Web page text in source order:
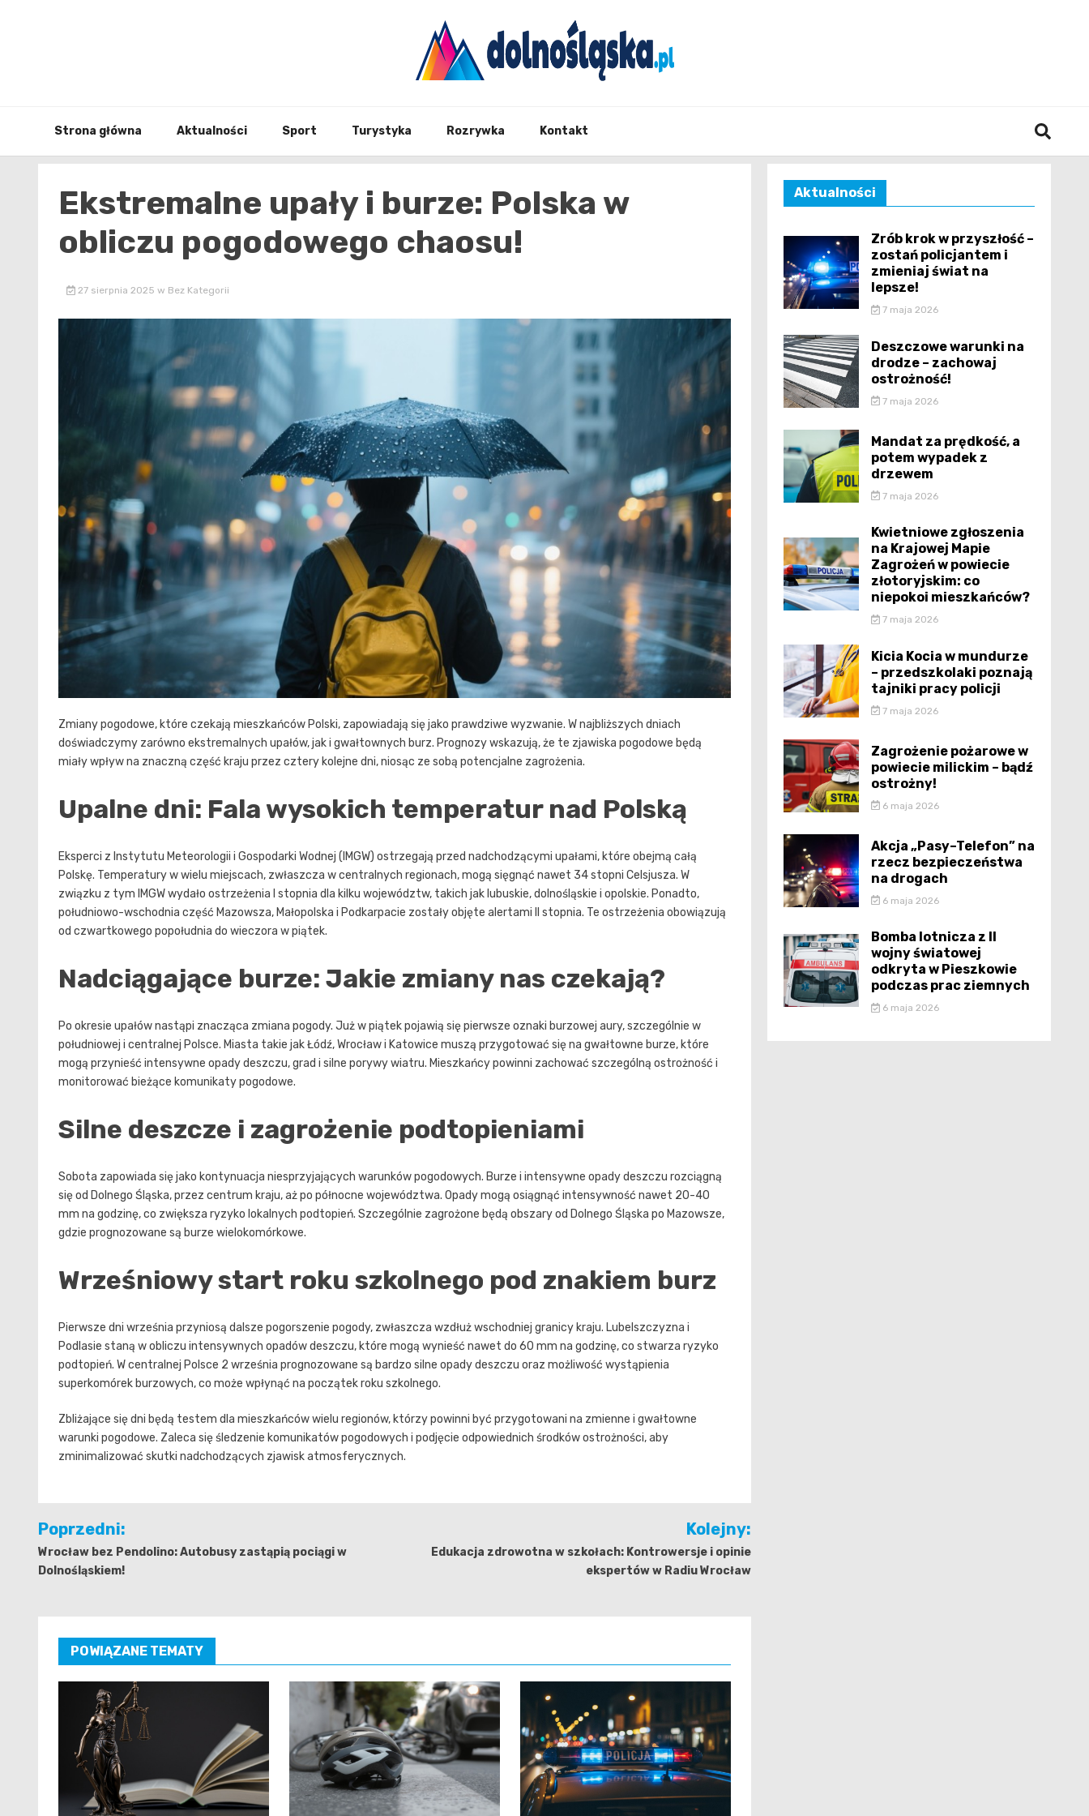
Strona główna Aktualności Sport Turystyka Rozrywka Kontakt
Ekstremalne upały i burze: Polska w
obliczu pogodowego chaosu!
27 sierpnia 2025 w Bez Kategorii
Zmiany pogodowe, które czekają mieszkańców Polski, zapowiadają się jako prawdziwe wyzwanie. W najbliższych dniach
doświadczymy zarówno ekstremalnych upałów, jak i gwałtownych burz. Prognozy wskazują, że te zjawiska pogodowe będą
miały wpływ na znaczną część kraju przez cztery kolejne dni, niosąc ze sobą potencjalne zagrożenia.
Upalne dni: Fala wysokich temperatur nad Polską
Eksperci z Instytutu Meteorologii i Gospodarki Wodnej (IMGW) ostrzegają przed nadchodzącymi upałami, które obejmą całą
Polskę. Temperatury w wielu miejscach, zwłaszcza w centralnych regionach, mogą sięgnąć nawet 34 stopni Celsjusza. W
związku z tym IMGW wydało ostrzeżenia I stopnia dla kilku województw, takich jak lubuskie, dolnośląskie i opolskie. Ponadto,
południowo-wschodnia część Mazowsza, Małopolska i Podkarpacie zostały objęte alertami II stopnia. Te ostrzeżenia obowiązują
od czwartkowego popołudnia do wieczora w piątek.
Nadciągające burze: Jakie zmiany nas czekają?
Po okresie upałów nastąpi znacząca zmiana pogody. Już w piątek pojawią się pierwsze oznaki burzowej aury, szczególnie w
południowej i centralnej Polsce. Miasta takie jak Łódź, Wrocław i Katowice muszą przygotować się na gwałtowne burze, które
mogą przynieść intensywne opady deszczu, grad i silne porywy wiatru. Mieszkańcy powinni zachować szczególną ostrożność i
monitorować bieżące komunikaty pogodowe.
Silne deszcze i zagrożenie podtopieniami
Sobota zapowiada się jako kontynuacja niesprzyjających warunków pogodowych. Burze i intensywne opady deszczu rozciągną
się od Dolnego Śląska, przez centrum kraju, aż po północne województwa. Opady mogą osiągnąć intensywność nawet 20-40
mm na godzinę, co zwiększa ryzyko lokalnych podtopień. Szczególnie zagrożone będą obszary od Dolnego Śląska po Mazowsze,
gdzie prognozowane są burze wielokomórkowe.
Wrześniowy start roku szkolnego pod znakiem burz
Pierwsze dni września przyniosą dalsze pogorszenie pogody, zwłaszcza wzdłuż wschodniej granicy kraju. Lubelszczyzna i
Podlasie staną w obliczu intensywnych opadów deszczu, które mogą wynieść nawet do 60 mm na godzinę, co stwarza ryzyko
podtopień. W centralnej Polsce 2 września prognozowane są bardzo silne opady deszczu oraz możliwość wystąpienia
superkomórek burzowych, co może wpłynąć na początek roku szkolnego.
Zbliżające się dni będą testem dla mieszkańców wielu regionów, którzy powinni być przygotowani na zmienne i gwałtowne
warunki pogodowe. Zaleca się śledzenie komunikatów pogodowych i podjęcie odpowiednich środków ostrożności, aby
zminimalizować skutki nadchodzących zjawisk atmosferycznych.
Nawigacja
wpisu
Poprzedni:
Wrocław bez Pendolino: Autobusy zastąpią pociągi w
Dolnośląskiem!
Kolejny:
Edukacja zdrowotna w szkołach: Kontrowersje i opinie
ekspertów w Radiu Wrocław
POWIĄZANE TEMATY
Aktualności
Zrób krok w przyszłość –
zostań policjantem i
zmieniaj świat na
lepsze!
7 maja 2026
Deszczowe warunki na
drodze – zachowaj
ostrożność!
7 maja 2026
Mandat za prędkość, a
potem wypadek z
drzewem
7 maja 2026
Kwietniowe zgłoszenia
na Krajowej Mapie
Zagrożeń w powiecie
złotoryjskim: co
niepokoi mieszkańców?
7 maja 2026
Kicia Kocia w mundurze
– przedszkolaki poznają
tajniki pracy policji
7 maja 2026
Zagrożenie pożarowe w
powiecie milickim – bądź
ostrożny!
6 maja 2026
Akcja „Pasy–Telefon” na
rzecz bezpieczeństwa
na drogach
6 maja 2026
Bomba lotnicza z II
wojny światowej
odkryta w Pieszkowie
podczas prac ziemnych
6 maja 2026